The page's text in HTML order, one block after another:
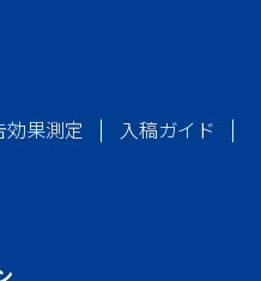
効果測定
入稿ガイド